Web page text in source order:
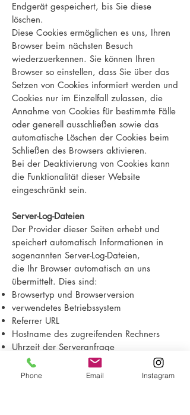
Endgerät gespeichert, bis Sie diese
löschen.
Diese Cookies ermöglichen es uns, Ihren
Browser beim nächsten Besuch
wiederzuerkennen. Sie können Ihren
Browser so einstellen, dass Sie über das
Setzen von Cookies informiert werden und
Cookies nur im Einzelfall zulassen, die
Annahme von Cookies für bestimmte Fälle
oder generell ausschließen sowie das
automatische Löschen der Cookies beim
Schließen des Browsers aktivieren.
Bei der Deaktivierung von Cookies kann
die Funktionalität dieser Website
eingeschränkt sein.
Server-Log-Dateien
Der Provider dieser Seiten erhebt und
speichert automatisch Informationen in
sogenannten Server-Log-Dateien,
die Ihr Browser automatisch an uns
übermittelt. Dies sind:
Browsertyp und Browserversion
verwendetes Betriebssystem
Referrer URL
Hostname des zugreifenden Rechners
Uhrzeit der Serveranfrage
IP-Adresse
Eine Zusammenführung dieser Daten mit
Phone Email Instagram